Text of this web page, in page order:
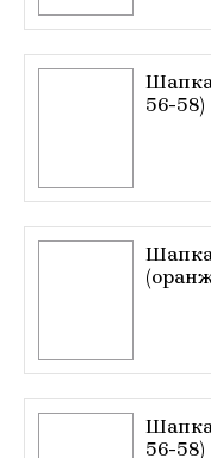
Шапка
56-58)
Шапка
Шапка
56-58)